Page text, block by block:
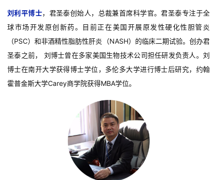
刘利平博士，君圣泰创始人，总裁兼首席科学官。君圣泰专注于全
球市场开发原创新药。目前正在美国开展原发性硬化性胆管炎
（PSC）和非酒精性脂肪性肝炎（NASH）的临床二期试验。创办君
圣泰之前， 刘博士曾在多家美国生物技术公司担任研发负责人。刘
博士在南开大学获得博士学位，多伦多大学进行博士后研究，约翰
霍普金斯大学Carey商学院获得MBA学位。